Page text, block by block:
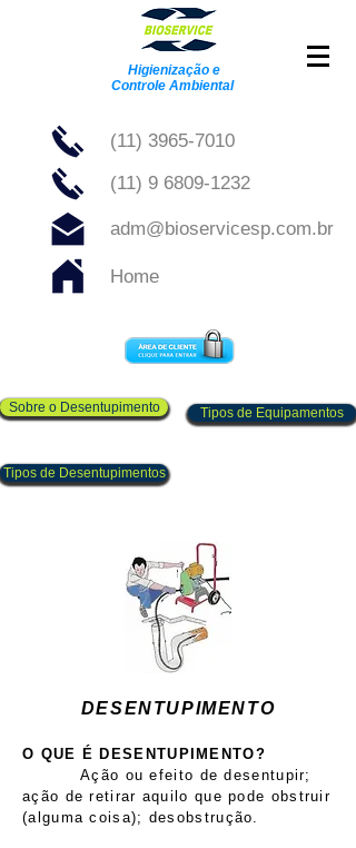
Higienização e
Controle Ambiental
(11) 3965-7010
(11) 9 6809-1232
adm@bioservicesp.com.br
Home
Sobre o Desentupimento Tipos de Equipamentos
Tipos de Desentupimentos
DESENTUPIMENTO
O QUE É DESENTUPIMENTO?
Ação ou efeito de desentupir;
ação de retirar aquilo que pode obstruir
(alguma coisa); desobstrução.